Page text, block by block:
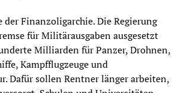
der Finanzoligarchie. Die Regierung
für Militärausgaben ausgesetzt
Milliarden für Panzer, Drohnen,
Kampfflugzeuge und
Dafür sollen Rentner länger arbeiten,